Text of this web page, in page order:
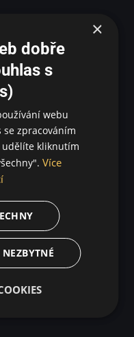
×
dobře
s
webu
zpracováním
udělíte kliknutím
Více